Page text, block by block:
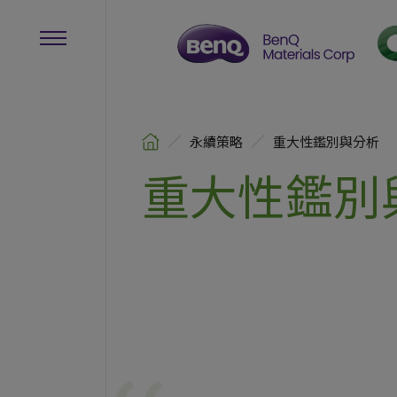
永續策略 重大性鑑別與分析
重大性鑑